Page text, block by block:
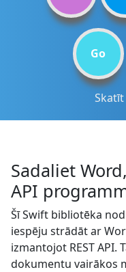
Go
Sadaliet
API
Šī Swift bibliotēka
iespēju strādāt ar
izmantojot REST API.
dokumentu vairākos